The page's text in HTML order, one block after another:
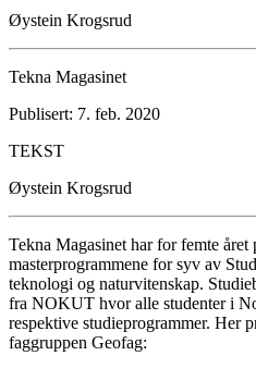
Øystein Krogsrud
Tekna Magasinet
Publisert: 7. feb. 2020
TEKST
Øystein Krogsrud
Tekna Magasinet har for femte året
masterprogrammene for syv av
teknologi og naturvitenskap.
fra NOKUT hvor alle studenter i
respektive studieprogrammer. Her
faggruppen Geofag: